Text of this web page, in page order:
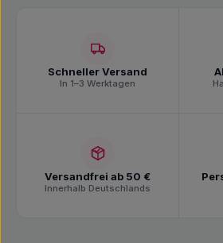
Schneller Versand
In 1–3 Werktagen
Versandfrei ab 50 €
Innerhalb Deutschlands